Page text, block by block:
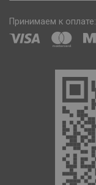
Принимаем к оплате: